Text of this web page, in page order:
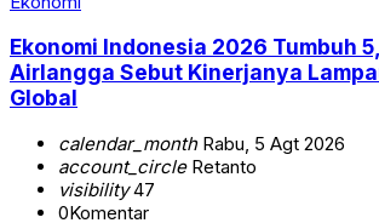
Ekonomi Indonesia 2026 Tumbuh
Airlangga Sebut Kinerjanya
Global
calendar_monthRabu, 5 Agt 2026
account_circleRetanto
visibility47
0Komentar